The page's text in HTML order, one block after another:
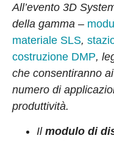
All’evento 3D
della gamma –
materiale SLS,
costruzione DMP,
che consentiranno
numero di
produttività.
Ilmodulo di